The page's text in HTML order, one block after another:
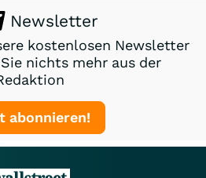
Newsletter
kostenlosen Newsletter
nichts mehr aus der
abonnieren!